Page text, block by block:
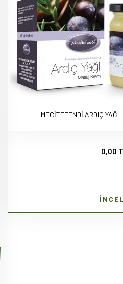
MECİTEFENDİ ARDIÇ
0,00